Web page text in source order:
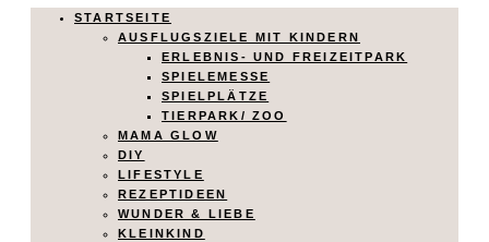
STARTSEITE
AUSFLUGSZIELE MIT KINDERN
ERLEBNIS- UND FREIZEITPARK
SPIELEMESSE
SPIELPLÄTZE
TIERPARK/ ZOO
MAMA GLOW
DIY
LIFESTYLE
REZEPTIDEEN
WUNDER & LIEBE
KLEINKIND